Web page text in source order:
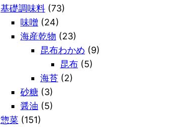
基礎調味料(73)
味噌 (24)
海産乾物 (23)
昆布わかめ (9)
昆布(5)
海苔(2)
砂糖(3)
醤油 (5)
惣菜 (151)